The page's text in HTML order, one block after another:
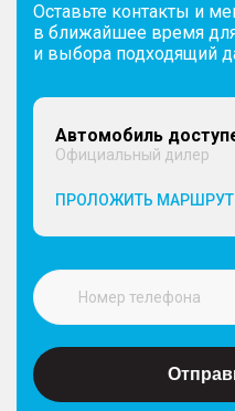
Оставьте контакты и
в ближайшее время
и выбора подходящий
Автомобиль
Официальный дилер
ПРОЛОЖИТЬ МАРШРУТ